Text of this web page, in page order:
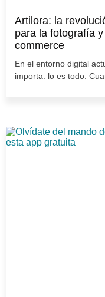
Artilora: la
para la fotografía
commerce
En el entorno digital
importa: lo es todo.